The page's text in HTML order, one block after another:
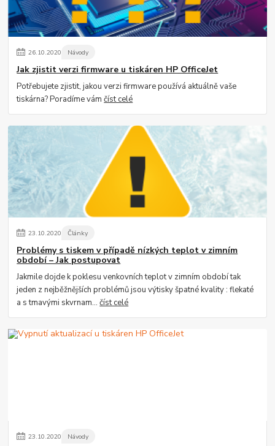
26.10.2020 Návody
Jak zjistit verzi firmware u tiskáren HP OfficeJet
Potřebujete zjistit, jakou verzi firmware používá aktuálně vaše
tiskárna? Poradíme vámčíst celé
23.10.2020 Články
Problémy s tiskem v případě nízkých teplot v zimním
období – Jak postupovat
Jakmile dojde k poklesu venkovních teplot v zimním období tak
jeden z nejběžnějších problémů jsou výtisky špatné kvality : flekaté
a s tmavými skvrnam...číst celé
23.10.2020 Návody